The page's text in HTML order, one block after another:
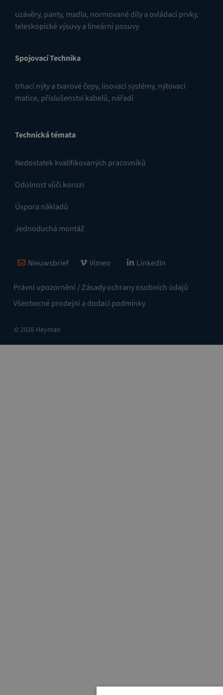
uzávěry, panty, madla, normované díly a ovládací prvky,
teleskopické výsuvy a lineární posuvy
Spojovací Technika
trhací nýty a tvarové čepy, lisovací systémy, nýtovací
matice, příslušenství kabelů, nářadí
Technická témata
Nedostatek kvalifikovaných pracovníků
Odolnost vůči korozi
Úspora nákladů
Jednoduchá montáž
Právní upozornění / Zásady ochrany osobních údajů
Všeobecné prodejní a dodací podmínky
Nieuwsbrief Vimeo LinkedIn
© 2026 Heyman